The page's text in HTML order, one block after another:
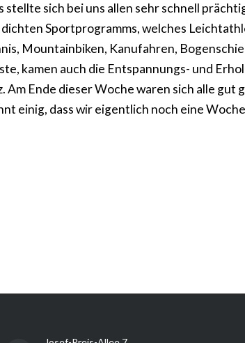
sich bei uns allen sehr schnell
Sportprogramms, welches
Mountainbiken, Kanufahren,
kamen auch die Entspannungs- und
Am Ende dieser Woche waren sich alle gut
einig, dass wir eigentlich noch eine